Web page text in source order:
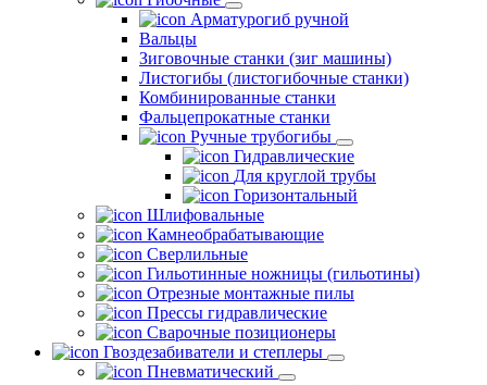
Арматурогиб ручной
Вальцы
Зиговочные станки (зиг машины)
Листогибы (листогибочные станки)
Комбинированные станки
Фальцепрокатные станки
Ручные трубогибы
Гидравлические
Для круглой трубы
Горизонтальный
Шлифовальные
Камнеобрабатывающие
Сверлильные
Гильотинные ножницы (гильотины)
Отрезные монтажные пилы
Прессы гидравлические
Сварочные позиционеры
Гвоздезабиватели и степлеры
Пневматический